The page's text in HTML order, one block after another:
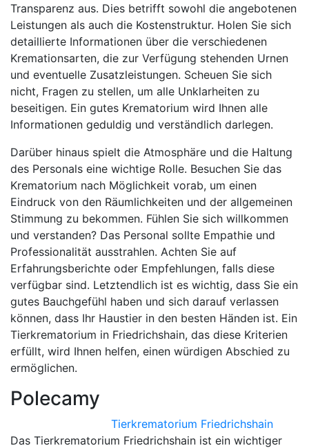
Transparenz aus. Dies betrifft sowohl die angebotenen
Leistungen als auch die Kostenstruktur. Holen Sie sich
detaillierte Informationen über die verschiedenen
Kremationsarten, die zur Verfügung stehenden Urnen
und eventuelle Zusatzleistungen. Scheuen Sie sich
nicht, Fragen zu stellen, um alle Unklarheiten zu
beseitigen. Ein gutes Krematorium wird Ihnen alle
Informationen geduldig und verständlich darlegen.
Darüber hinaus spielt die Atmosphäre und die Haltung
des Personals eine wichtige Rolle. Besuchen Sie das
Krematorium nach Möglichkeit vorab, um einen
Eindruck von den Räumlichkeiten und der allgemeinen
Stimmung zu bekommen. Fühlen Sie sich willkommen
und verstanden? Das Personal sollte Empathie und
Professionalität ausstrahlen. Achten Sie auf
Erfahrungsberichte oder Empfehlungen, falls diese
verfügbar sind. Letztendlich ist es wichtig, dass Sie ein
gutes Bauchgefühl haben und sich darauf verlassen
können, dass Ihr Haustier in den besten Händen ist. Ein
Tierkrematorium in Friedrichshain, das diese Kriterien
erfüllt, wird Ihnen helfen, einen würdigen Abschied zu
ermöglichen.
Polecamy
Tierkrematorium Friedrichshain
Das Tierkrematorium Friedrichshain ist ein wichtiger